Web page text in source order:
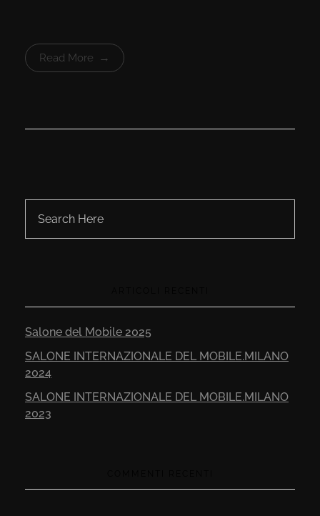
Read More
Salone del Mobile 2025
SALONE INTERNAZIONALE DEL MOBILE.MILANO
2024
SALONE INTERNAZIONALE DEL MOBILE.MILANO
2023